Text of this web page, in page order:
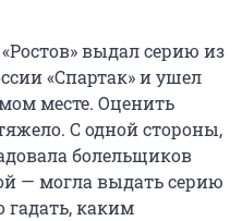
выдал серию из
«Спартак» и ушел
месте. Оценить
С одной стороны,
болельщиков
— могла выдать серию
гадать, каким